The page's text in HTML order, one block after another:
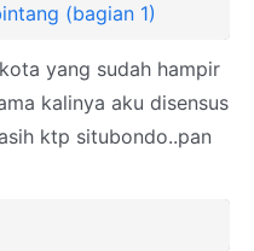
(bagian 1)
yang sudah hampir
kalinya aku disensus
ktp situbondo..pan